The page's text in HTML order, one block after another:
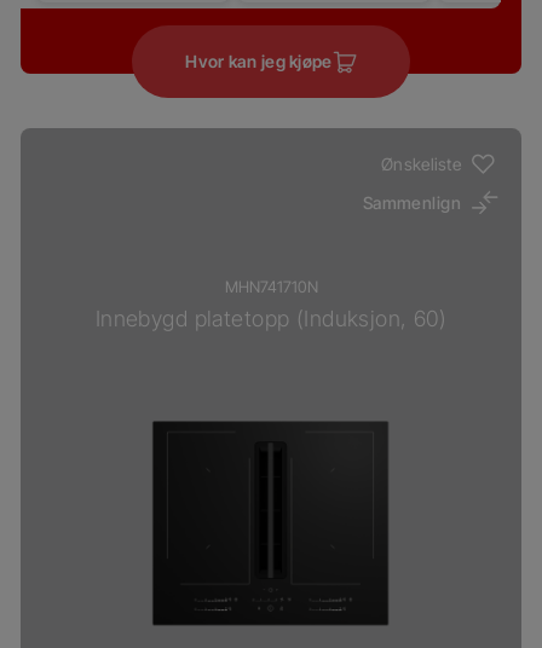
Hvor kan jeg kjøpe
Ønskeliste
Sammenlign
MHN741710N
Innebygd platetopp (Induksjon, 60)